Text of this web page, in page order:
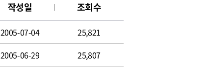
작성일 조회수
2005-07-04
25,821
2005-06-29
25,807